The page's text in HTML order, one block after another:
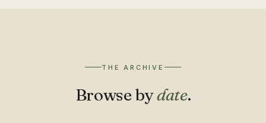
THE ARCHIVE
Browse bydate.